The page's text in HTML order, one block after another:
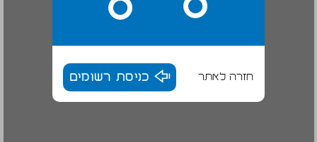
חזרה לאתר כניסת רשומים